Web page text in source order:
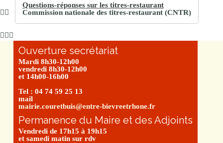
Questions-réponses sur les titres-restaurant
Commission nationale des titres-restaurant (CNTR)
Ouverture secrétariat
Mardi 8h30-12h00
vendredi 8h30-12h00
et 14h00-16h00
Tel : 04 74 59 25 13
mail
mairie.couretbuis@entre-bievreetrhone.fr
Permanence du Maire et des Adjoints
Vendredi de 17h15 à 19h15
et samedi matin sur rdv